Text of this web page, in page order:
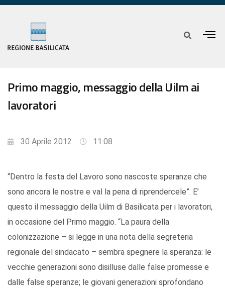
Primo maggio, messaggio della Uilm ai
lavoratori
30 Aprile 2012 11:08
“Dentro la festa del Lavoro sono nascoste speranze che
sono ancora le nostre e val la pena di riprendercele”. E’
questo il messaggio della Uilm di Basilicata per i lavoratori,
in occasione del Primo maggio. “La paura della
colonizzazione – si legge in una nota della segreteria
regionale del sindacato – sembra spegnere la speranza: le
vecchie generazioni sono disilluse dalle false promesse e
dalle false speranze; le giovani generazioni sprofondano